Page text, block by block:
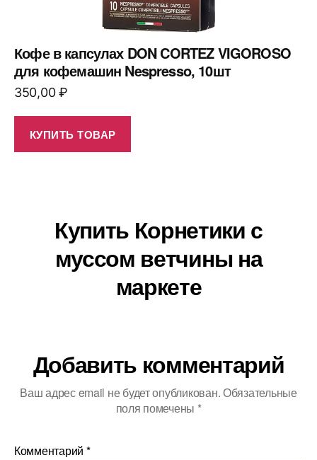
Кофе в капсулах DON CORTEZ VIGOROSO
для кофемашин Nespresso, 10шт
350,00₽
КУПИТЬ ТОВАР
Купить Корнетики с
муссом ветчины на
маркете
Добавить комментарий
Ваш адрес email не будет опубликован.Обязательные
поля помечены *
Комментарий *